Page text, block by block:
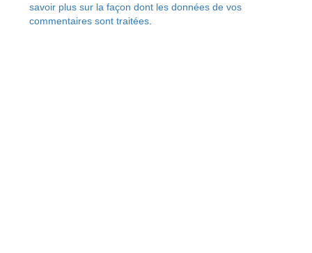
savoir plus sur la façon dont les données de vos
commentaires sont traitées.